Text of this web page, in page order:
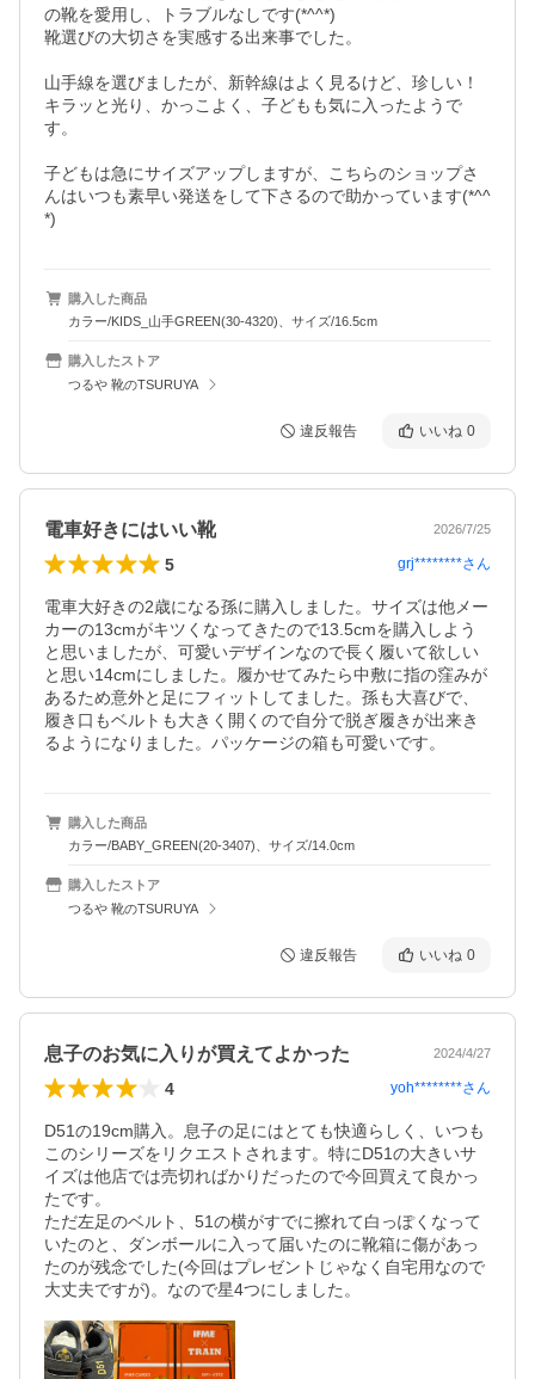
の靴を愛用し、トラブルなしです(*^^*)
靴選びの大切さを実感する出来事でした。
山手線を選びましたが、新幹線はよく見るけど、珍しい！
キラッと光り、かっこよく、子どもも気に入ったようで
す。
子どもは急にサイズアップしますが、こちらのショップさ
んはいつも素早い発送をして下さるので助かっています(*^^
*)
購入した商品
カラー/KIDS_山手GREEN(30-4320)、サイズ/16.5cm
購入したストア
つるや 靴のTSURUYA
違反報告 いいね 0
電車好きにはいい靴 2026/7/25
5 grj********さん
電車大好きの2歳になる孫に購入しました。サイズは他メー
カーの13cmがキツくなってきたので13.5cmを購入しよう
と思いましたが、可愛いデザインなので長く履いて欲しい
と思い14cmにしました。履かせてみたら中敷に指の窪みが
あるため意外と足にフィットしてました。孫も大喜びで、
履き口もベルトも大きく開くので自分で脱ぎ履きが出来き
るようになりました。パッケージの箱も可愛いです。
購入した商品
カラー/BABY_GREEN(20-3407)、サイズ/14.0cm
購入したストア
つるや 靴のTSURUYA
違反報告 いいね 0
息子のお気に入りが買えてよかった 2024/4/27
4 yoh********さん
D51の19cm購入。息子の足にはとても快適らしく、いつも
このシリーズをリクエストされます。特にD51の大きいサ
イズは他店では売切ればかりだったので今回買えて良かっ
たです。
ただ左足のベルト、51の横がすでに擦れて白っぽくなって
いたのと、ダンボールに入って届いたのに靴箱に傷があっ
たのが残念でした(今回はプレゼントじゃなく自宅用なので
大丈夫ですが)。なので星4つにしました。